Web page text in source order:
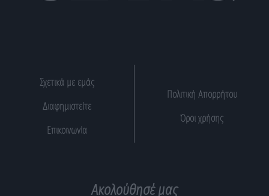
Σχετικά με εμάς
Διαφημιστείτε
Επικοινωνία
Πολιτική Απορρήτου
Όροι χρήσης
Ακολούθησέ μας